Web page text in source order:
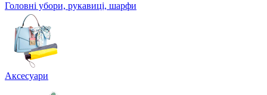
Головні убори, рукавиці, шарфи
Аксесуари